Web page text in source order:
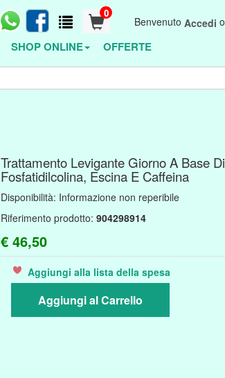
Benvenuto Accedi o
0
SHOP ONLINE OFFERTE
Trattamento Levigante Giorno A Base Di
Fosfatidilcolina, Escina E Caffeina
Disponibilità: Informazione non reperibile
Riferimento prodotto:904298914
€ 46,50
Aggiungi alla lista della spesa
Aggiungi al Carrello